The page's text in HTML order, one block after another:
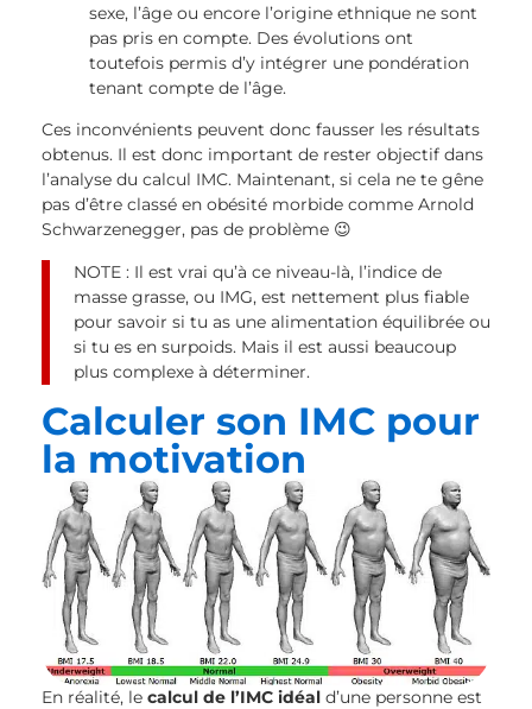
sexe, l’âge ou encore l’origine ethnique ne sont
pas pris en compte. Des évolutions ont
toutefois permis d’y intégrer une pondération
tenant compte de l’âge.
Ces inconvénients peuvent donc fausser les résultats
obtenus. Il est donc important de rester objectif dans
l’analyse du calcul IMC. Maintenant, si cela ne te gêne
pas d’être classé en obésité morbide comme Arnold
Schwarzenegger, pas de problème 😉
NOTE : Il est vrai qu’à ce niveau-là, l’indice de
masse grasse, ou IMG, est nettement plus fiable
pour savoir si tu as une alimentation équilibrée ou
si tu es en surpoids. Mais il est aussi beaucoup
plus complexe à déterminer.
Calculer son IMC pour
la motivation
En réalité, le calcul de l’IMC idéal d’une personne est